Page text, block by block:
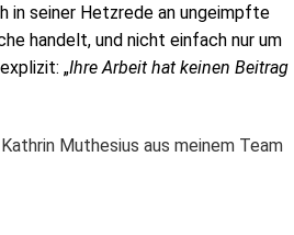
in seiner Hetzrede an ungeimpfte
handelt, und nicht einfach nur um
„Ihre Arbeit hat keinen Beitrag
Muthesius aus meinem Team